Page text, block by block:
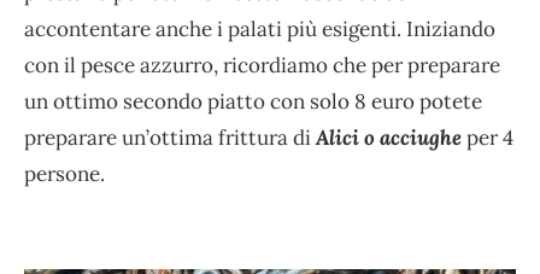
accontentare anche i palati più esigenti. Iniziando
con il pesce azzurro, ricordiamo che per preparare
un ottimo secondo piatto con solo 8 euro potete
preparare un’ottima frittura diAlici o acciugheper 4
persone.